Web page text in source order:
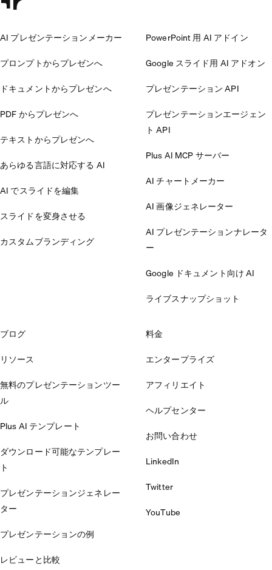
AI プレゼンテーションメーカー
プロンプトからプレゼンへ
ドキュメントからプレゼンへ
PDF からプレゼンへ
テキストからプレゼンへ
あらゆる言語に対応する AI
AI でスライドを編集
スライドを変身させる
カスタムブランディング
PowerPoint 用 AI アドイン
Google スライド用 AI アドオン
プレゼンテーション API
プレゼンテーションエージェン
ト API
Plus AI MCP サーバー
AI チャートメーカー
AI 画像ジェネレーター
AI プレゼンテーションナレータ
ー
Google ドキュメント向け AI
ライブスナップショット
ブログ
リソース
無料のプレゼンテーションツー
ル
Plus AI テンプレート
ダウンロード可能なテンプレー
ト
プレゼンテーションジェネレー
ター
プレゼンテーションの例
レビューと比較
料金
エンタープライズ
アフィリエイト
ヘルプセンター
お問い合わせ
LinkedIn
Twitter
YouTube